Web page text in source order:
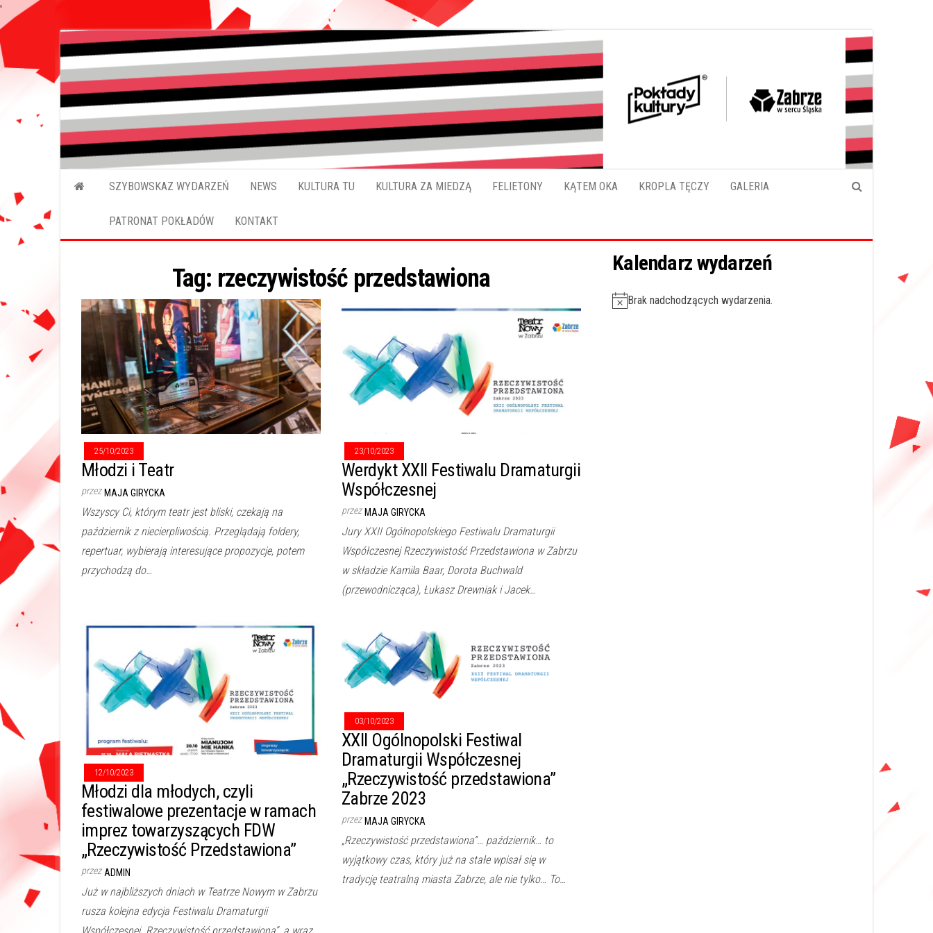
'
do
treści
Pokładykultury.eu
SZYBOWSKAZ WYDARZEŃ NEWS KULTURA TU KULTURA ZA MIEDZĄ FELIETONY KĄTEM OKA KROPLA TĘCZY GALERIA
PATRONAT POKŁADÓW KONTAKT
Tag: rzeczywistość przedstawiona
25/10/2023
Młodzi i Teatr
przez MAJA GIRYCKA
Wszyscy Ci, którym teatr jest bliski, czekają na
październik z niecierpliwością. Przeglądają foldery,
repertuar, wybierają interesujące propozycje, potem
przychodzą do…
23/10/2023
Werdykt XXII Festiwalu Dramaturgii
Współczesnej
przez MAJA GIRYCKA
Jury XXII Ogólnopolskiego Festiwalu Dramaturgii
Współczesnej Rzeczywistość Przedstawiona w Zabrzu
w składzie Kamila Baar, Dorota Buchwald
(przewodnicząca), Łukasz Drewniak i Jacek…
12/10/2023
Młodzi dla młodych, czyli
festiwalowe prezentacje w ramach
imprez towarzyszących FDW
„Rzeczywistość Przedstawiona”
przez ADMIN
Już w najbliższych dniach w Teatrze Nowym w Zabrzu
rusza kolejna edycja Festiwalu Dramaturgii
03/10/2023
XXII Ogólnopolski Festiwal
Dramaturgii Współczesnej
„Rzeczywistość przedstawiona”
Zabrze 2023
przez MAJA GIRYCKA
„Rzeczywistość przedstawiona”… październik… to
wyjątkowy czas, który już na stałe wpisał się w
tradycję teatralną miasta Zabrze, ale nie tylko… To…
Kalendarz wydarzeń
Brak nadchodzących wydarzenia.